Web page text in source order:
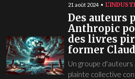
21 août 2024
Des auteurs
Anthropic
des livres
former
Un groupe d'auteurs
plainte collective